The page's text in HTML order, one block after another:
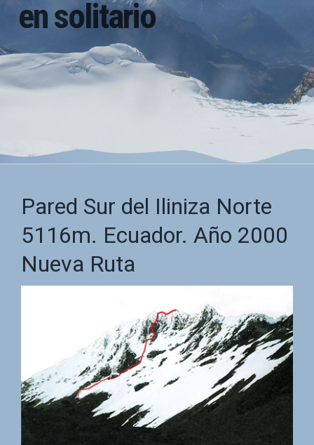
en solitario
Pared Sur del Iliniza Norte
5116m. Ecuador. Año 2000
Nueva Ruta